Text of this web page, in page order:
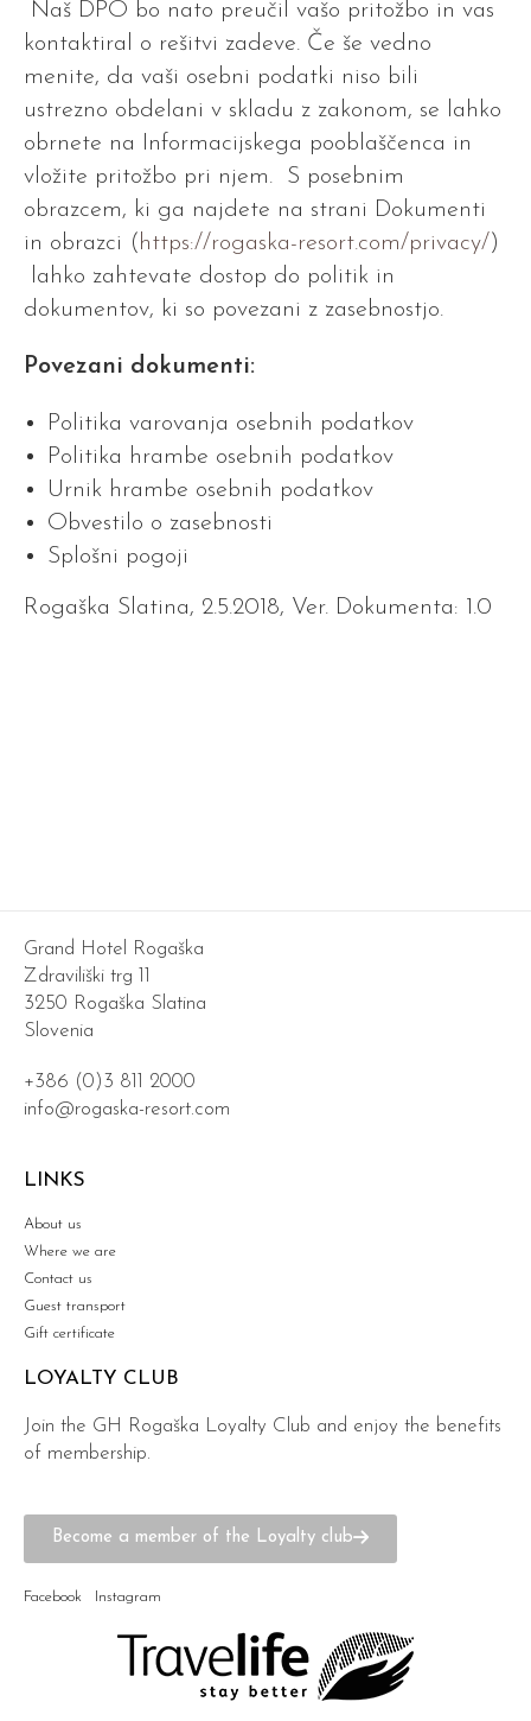
Naš DPO bo nato preučil vašo pritožbo in vas
kontaktiral o rešitvi zadeve. Če še vedno
menite, da vaši osebni podatki niso bili
ustrezno obdelani v skladu z zakonom, se lahko
obrnete na Informacijskega pooblaščenca in
vložite pritožbo pri njem. S posebnim
obrazcem, ki ga najdete na strani Dokumenti
in obrazci ( https://rogaska-resort.com/privacy/ )
lahko zahtevate dostop do politik in
dokumentov, ki so povezani z zasebnostjo.
Povezani dokumenti:
Politika varovanja osebnih podatkov
Politika hrambe osebnih podatkov
Urnik hrambe osebnih podatkov
Obvestilo o zasebnosti
Splošni pogoji
Rogaška Slatina, 2.5.2018, Ver. Dokumenta: 1.0
Grand Hotel Rogaška
Zdraviliški trg 11
3250 Rogaška Slatina
Slovenia
+386 (0)3 811 2000
info@rogaska-resort.com
LINKS
About us
Where we are
Contact us
Guest transport
Gift certificate
LOYALTY CLUB
Join the GH Rogaška Loyalty Club and enjoy the benefits
of membership.
Become a member of the Loyalty club
Facebook Instagram